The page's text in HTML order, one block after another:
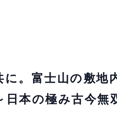
。富士山の敷地
本の極み古今無